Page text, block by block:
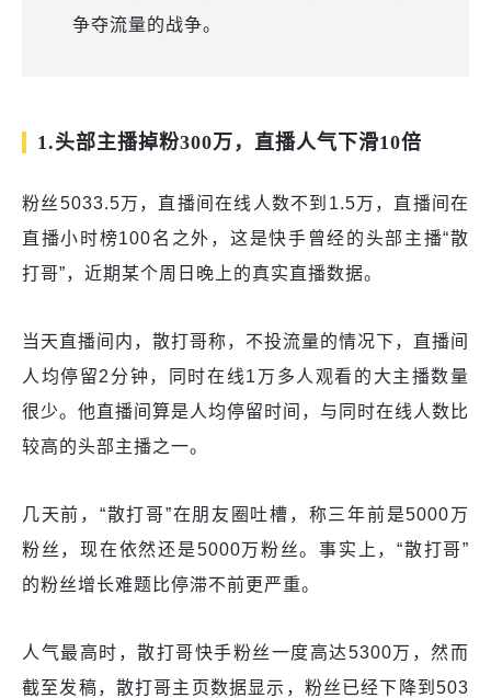
争夺流量的战争。
1.头部主播掉粉300万，直播人气下滑10倍
粉丝5033.5万，直播间在线人数不到1.5万，直播间在
直播小时榜100名之外，这是快手曾经的头部主播“散
打哥”，近期某个周日晚上的真实直播数据。
当天直播间内，散打哥称，不投流量的情况下，直播间
人均停留2分钟，同时在线1万多人观看的大主播数量
很少。他直播间算是人均停留时间，与同时在线人数比
较高的头部主播之一。
几天前，“散打哥”在朋友圈吐槽，称三年前是5000万
粉丝，现在依然还是5000万粉丝。事实上，“散打哥”
的粉丝增长难题比停滞不前更严重。
人气最高时，散打哥快手粉丝一度高达5300万，然而
截至发稿，散打哥主页数据显示，粉丝已经下降到503